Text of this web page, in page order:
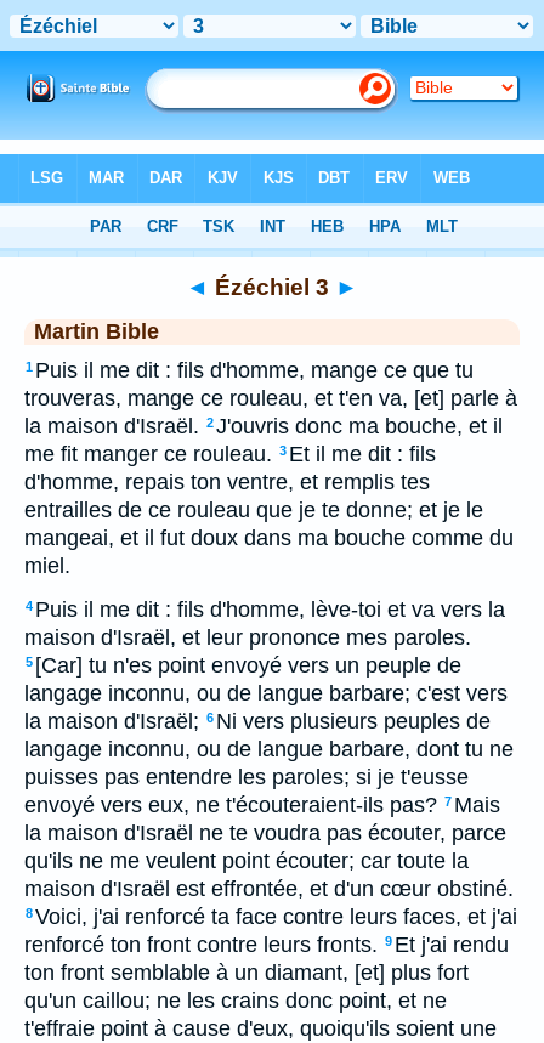
> Ézéchiel 3
◄ Ézéchiel 3 ►
Martin Bible
1 Puis il me dit : fils d'homme, mange ce que tu
trouveras, mange ce rouleau, et t'en va, [et] parle à
la maison d'Israël. 2J'ouvris donc ma bouche, et il
me fit manger ce rouleau. 3 Et il me dit : fils
d'homme, repais ton ventre, et remplis tes
entrailles de ce rouleau que je te donne; et je le
mangeai, et il fut doux dans ma bouche comme du
miel.
4 Puis il me dit : fils d'homme, lève-toi et va vers la
maison d'Israël, et leur prononce mes paroles.
5 [Car] tu n'es point envoyé vers un peuple de
langage inconnu, ou de langue barbare; c'est vers
la maison d'Israël; 6 Ni vers plusieurs peuples de
langage inconnu, ou de langue barbare, dont tu ne
puisses pas entendre les paroles; si je t'eusse
envoyé vers eux, ne t'écouteraient-ils pas? 7 Mais
la maison d'Israël ne te voudra pas écouter, parce
qu'ils ne me veulent point écouter; car toute la
maison d'Israël est effrontée, et d'un cœur obstiné.
8Voici, j'ai renforcé ta face contre leurs faces, et j'ai
renforcé ton front contre leurs fronts. 9 Et j'ai rendu
ton front semblable à un diamant, [et] plus fort
qu'un caillou; ne les crains donc point, et ne
t'effraie point à cause d'eux, quoiqu'ils soient une